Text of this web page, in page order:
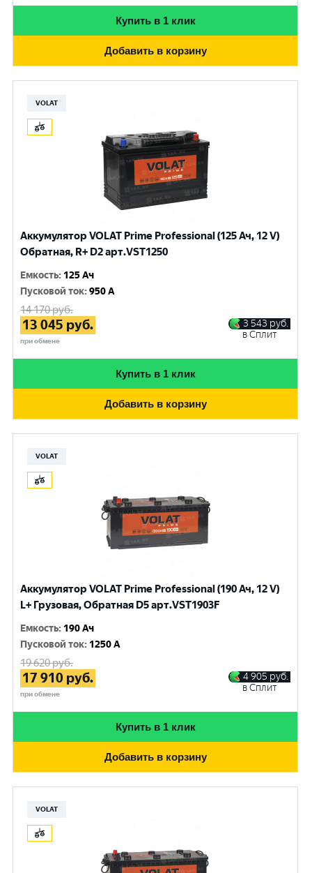
Купить в 1 клик
Добавить в корзину
VOLAT
Аккумулятор VOLAT Prime Professional (125 Ач, 12 V)
Обратная, R+ D2 арт.VST1250
Емкость: 125 Ач
Пусковой ток:950 A
14 170руб.
13 045 руб.
при обмене
3 543 руб.
в Сплит
Купить в 1 клик
Добавить в корзину
VOLAT
Аккумулятор VOLAT Prime Professional (190 Ач, 12 V)
L+ Грузовая, Обратная D5 арт.VST1903F
Емкость: 190 Ач
Пусковой ток: 1250 A
19 620руб.
17 910 руб.
при обмене
4 905 руб.
в Сплит
Купить в 1 клик
Добавить в корзину
VOLAT